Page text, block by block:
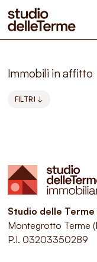
Immobili in affitto
FILTRI ↓
Studio delle Terme
Montegrotto Terme
P.I. 03203350289